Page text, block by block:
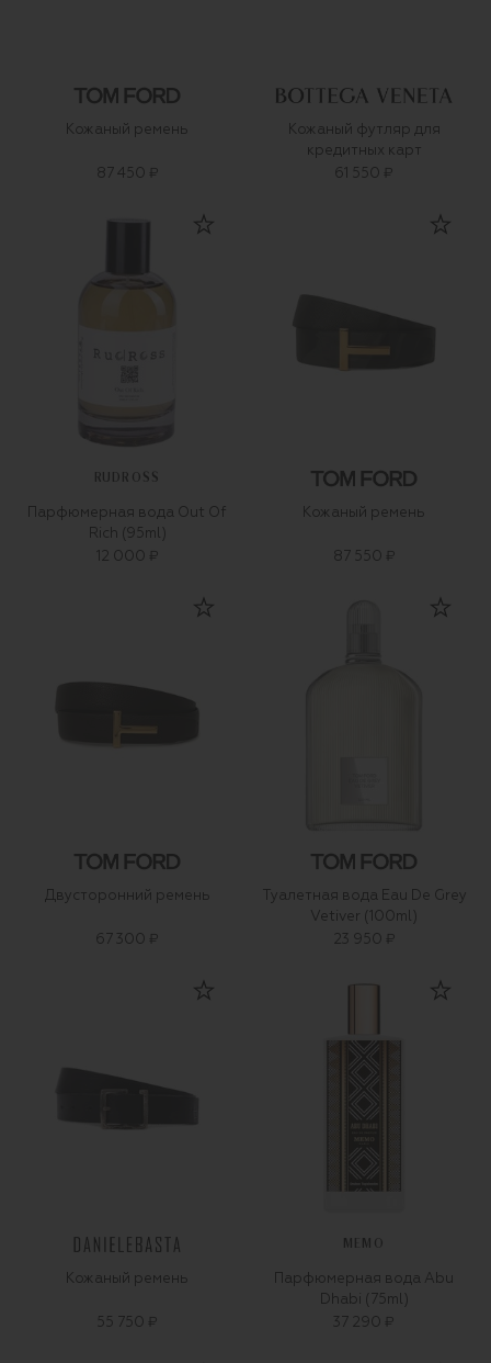
Кожаный ремень
87 450 ₽
Кожаный футляр для
кредитных карт
61 550 ₽
RUDROSS
Парфюмерная вода Out Of
Rich (95ml)
12 000 ₽
Кожаный ремень
87 550 ₽
Двусторонний ремень
67 300 ₽
Туалетная вода Eau De Grey
Vetiver (100ml)
23 950 ₽
Кожаный ремень
55 750 ₽
MEMO
Парфюмерная вода Abu
Dhabi (75ml)
37 290 ₽